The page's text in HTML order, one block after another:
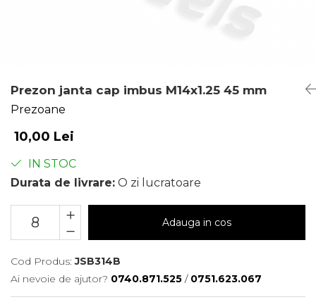
Prezon janta cap imbus M14x1.25 45 mm
Prezoane
10,00 Lei
IN STOC
Durata de livrare: O zi lucratoare
Adauga in cos
Cod Produs: JSB314B
Ai nevoie de ajutor? 0740.871.525 / 0751.623.067